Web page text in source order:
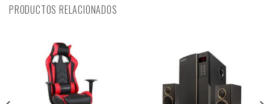
PRODUCTOS RELACIONADOS